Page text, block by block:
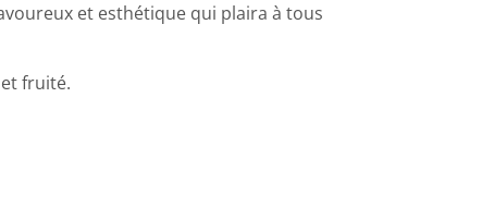
et esthétique qui plaira à tous
fruité.